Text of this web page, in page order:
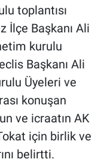
toplantısı
İlçe Başkanı Ali
kurulu
Başkanı Ali
Üyeleri ve
konuşan
ve icraatın AK
için birlik ve
belirtti.